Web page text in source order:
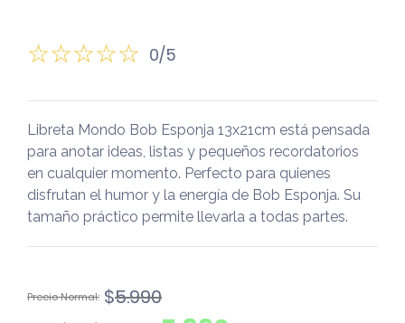
0/5
Libreta Mondo Bob Esponja 13x21cm está pensada
para anotar ideas, listas y pequeños recordatorios
en cualquier momento. Perfecto para quienes
disfrutan el humor y la energía de Bob Esponja. Su
tamaño práctico permite llevarla a todas partes.
$5.990
El
El